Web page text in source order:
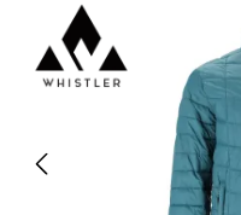
Pomiń galerię zdjęć